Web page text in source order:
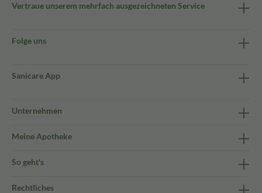
Vertraue unserem mehrfach ausgezeichneten Service
Folge uns
Sanicare App
Unternehmen
Meine Apotheke
So geht's
Rechtliches